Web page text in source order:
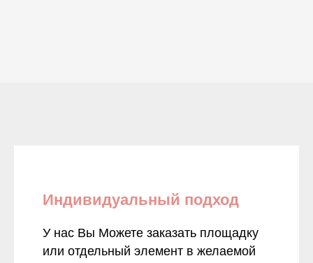
Индивидуальный подход
У нас Вы Можете заказать площадку
или отдельный элемент в желаемой